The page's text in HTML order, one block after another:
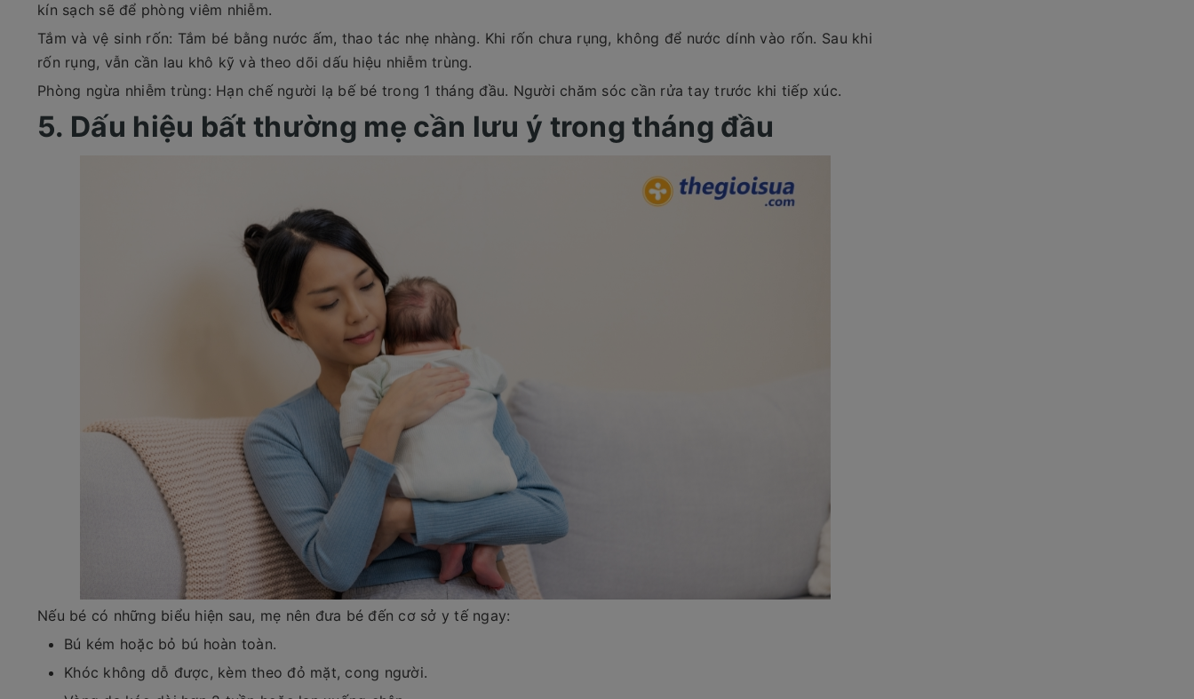
kín sạch sẽ để phòng viêm nhiễm.
Tắm và vệ sinh rốn: Tắm bé bằng nước ấm, thao tác nhẹ nhàng. Khi rốn chưa rụng, không để nước dính vào rốn. Sau khi
rốn rụng, vẫn cần lau khô kỹ và theo dõi dấu hiệu nhiễm trùng.
Phòng ngừa nhiễm trùng: Hạn chế người lạ bế bé trong 1 tháng đầu. Người chăm sóc cần rửa tay trước khi tiếp xúc.
5. Dấu hiệu bất thường mẹ cần lưu ý trong tháng đầu
Nếu bé có những biểu hiện sau, mẹ nên đưa bé đến cơ sở y tế ngay:
Bú kém hoặc bỏ bú hoàn toàn.
Khóc không dỗ được, kèm theo đỏ mặt, cong người.